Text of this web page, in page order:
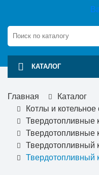
КАТАЛОГ
Главная
Каталог
Котлы и
Твердотопливные
Твердотопливные
Твердотопливный
Твердотопливный